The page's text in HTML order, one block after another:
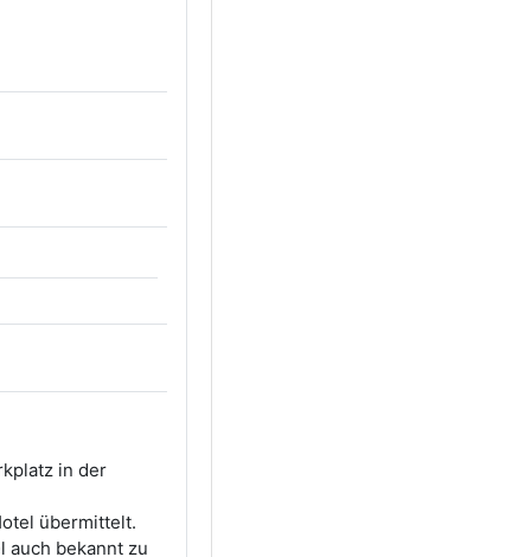
in der
übermittelt.
auch bekannt zu